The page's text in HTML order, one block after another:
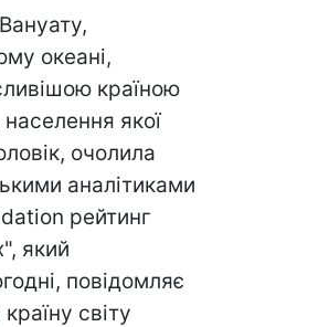
океані,
країною
населення якої
очолила
аналітиками
рейтинг
який
повідомляє
світу